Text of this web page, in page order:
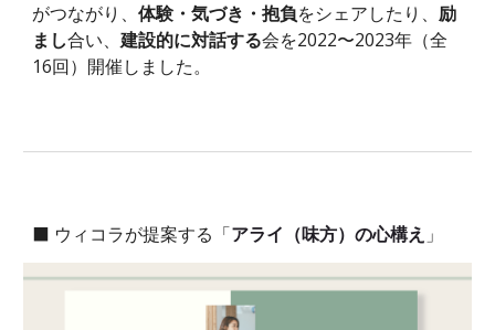
がつながり、体験・気づき・抱負をシェアしたり、励
まし合い、建設的に対話する会を2022〜2023年（全
16回）開催しました。
⬛ ウィコラが提案する 「アライ（味方）の心構え 」